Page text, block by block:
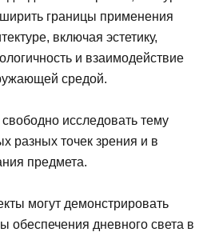
границы применения
включая эстетику,
и взаимодействие
средой.
исследовать тему
разных точек зрения и в
предмета.
могут демонстрировать
дневного света в